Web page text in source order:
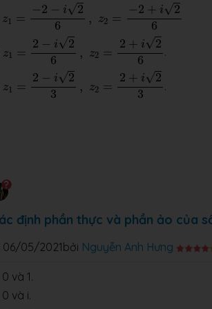
z1 =
−2 − i√2
6
, z2 =
−2 + i√2
6
z1 =
2 − i√2
6
, z2 =
2 + i√2
6
i2 z =2
.
z1 =
2 − i√2
3
, z2 =
2 + i√2
3
i2 z =2
.
định phần thực và phần ảo của
bởi Nguyễn Anh Hưng
06/05/2021
0 và 1.
0 và i.